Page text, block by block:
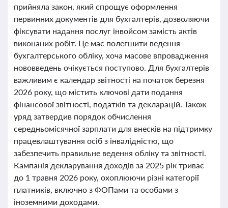
прийняла закон, який спрощує оформлення
первинних документів для бухгалтерів, дозволяючи
фіксувати надання послуг інвойсом замість актів
виконаних робіт. Це має полегшити ведення
бухгалтерського обліку, хоча масове впровадження
нововведень очікується поступово. Для бухгалтерів
важливим є календар звітності на початок березня
2026 року, що містить ключові дати подання
фінансової звітності, податків та декларацій. Також
уряд затвердив порядок обчислення
середньомісячної зарплати для внесків на підтримку
працевлаштування осіб з інвалідністю, що
забезпечить правильне ведення обліку та звітності.
Кампанія декларування доходів за 2025 рік триває
до 1 травня 2026 року, охоплюючи різні категорії
платників, включно з ФОПами та особами з
іноземними доходами.